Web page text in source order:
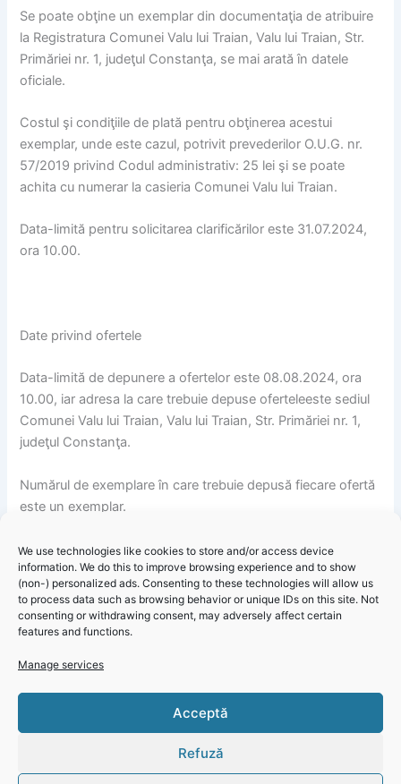
We use technologies like cookies to store and/or access device
information. We do this to improve browsing experience and to show
(non-) personalized ads. Consenting to these technologies will allow us
to process data such as browsing behavior or unique IDs on this site. Not
consenting or withdrawing consent, may adversely affect certain
features and functions.
Manage services
Acceptă
Refuză
Se poate obţine un exemplar din documentaţia de atribuire
la Registratura Comunei Valu lui Traian, Valu lui Traian, Str.
Primăriei nr. 1, judeţul Constanţa, se mai arată în datele
oficiale.
Costul şi condiţiile de plată pentru obţinerea acestui
exemplar, unde este cazul, potrivit prevederilor O.U.G. nr.
57/2019 privind Codul administrativ: 25 lei şi se poate
achita cu numerar la casieria Comunei Valu lui Traian.
Data-limită pentru solicitarea clarificărilor este 31.07.2024,
ora 10.00.
Date privind ofertele
Data-limită de depunere a ofertelor este 08.08.2024, ora
10.00, iar adresa la care trebuie depuse oferteleeste sediul
Comunei Valu lui Traian, Valu lui Traian, Str. Primăriei nr. 1,
judeţul Constanţa.
Numărul de exemplare în care trebuie depusă fiecare ofertă
este un exemplar.
Data şi locul la care se va desfăşura şedinţa publică de
deschidere a ofertelor este 08.08.2024, ora 12.00, la sediul
Comunei Valu lui Traian, Valu lui Traian, Str. Primăriei nr. 1,
judeţul Constanţa.
Primăria Valu lui Traian – Informare anunț de participare la
licitație pentru închirierea unor terenuri